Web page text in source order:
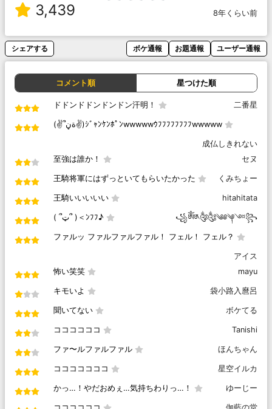
3,439 8年くらい前
シェアする ボケ通報 お題通報 ユーザー通報
コメント順 星つけた順
ドドンドドンドンドン汗明！ 二番星
(✌՞ةڼ✌)ｼﾞｬﾝｹﾝﾎﾟﾝwwwwwｳﾌﾌﾌﾌﾌﾌﾌﾌwwwww
成仏しきれない
至強は誰か！
セヌ
王騎将軍にはずっといてもらいたかった くみちょー
王騎いいいいい hitahitata
( ՞ټ՞ )＜ﾝﾌﾌ♪ ꧁ༀ༁༂༃༄༅༆༇꧂
ファルッ ファルファルファル！ フェル！ フェル？
アイス
怖い笑笑
mayu
キモいよ 袋小路入麿呂
聞いてない ボケてる
ココココココ Tanishi
ファ〜ルファルファル ほんちゃん
コココココココ 星空イルカ
かっ…！やだおめぇ…気持ちわりっ…！ ゆーじー